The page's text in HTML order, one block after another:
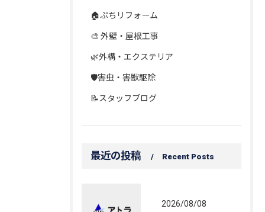
🏠ぷちリフォーム
🎨 外壁・屋根工事
🌿外構・エクステリア
🛡️害虫・害獣駆除
📝スタッフブログ
最近の投稿 Recent Posts
2026/08/08